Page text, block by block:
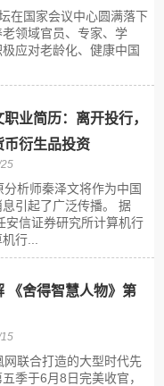
在国家会议中心圆满落下
领域官员、专家、学
应对老龄化、健康中国
业简历：离开投行，
衍生品投资
析师秦泽文将作为中国
引起了广泛传播。 据
安信证券研究所计算机行
行...
《舍得智慧人物》第
网联合打造的大型时代先
季于6月8日完美收官，